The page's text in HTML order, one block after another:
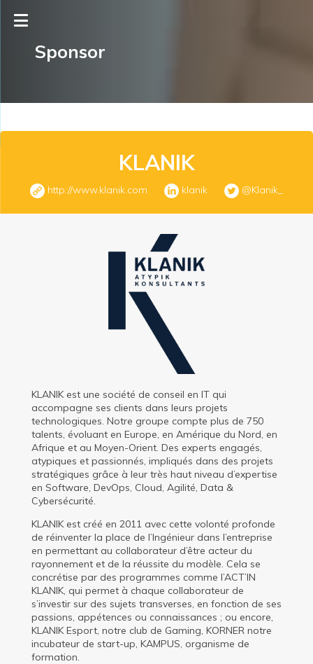
Sponsor
KLANIK
http://www.klanik.com klanik @Klanik_
KLANIK est une société de conseil en IT qui
accompagne ses clients dans leurs projets
technologiques. Notre groupe compte plus de 750
talents, évoluant en Europe, en Amérique du Nord, en
Afrique et au Moyen-Orient. Des experts engagés,
atypiques et passionnés, impliqués dans des projets
stratégiques grâce à leur très haut niveau d’expertise
en Software, DevOps, Cloud, Agilité, Data &
Cybersécurité.
KLANIK est créé en 2011 avec cette volonté profonde
de réinventer la place de l’Ingénieur dans l’entreprise
en permettant au collaborateur d’être acteur du
rayonnement et de la réussite du modèle. Cela se
concrétise par des programmes comme l’ACT’IN
KLANIK, qui permet à chaque collaborateur de
s’investir sur des sujets transverses, en fonction de ses
passions, appétences ou connaissances ; ou encore,
KLANIK Esport, notre club de Gaming, KORNER notre
incubateur de start-up, KAMPUS, organisme de
formation.